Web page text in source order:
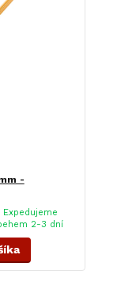
-
Expedujeme
2-3 dní